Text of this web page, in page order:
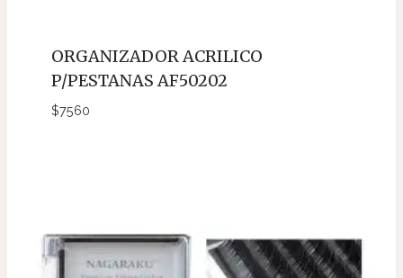
ORGANIZADOR ACRILICO
P/PESTANAS AF50202
$7560